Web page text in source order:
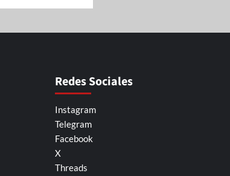
Redes Sociales
Instagram
Telegram
Facebook
X
Threads